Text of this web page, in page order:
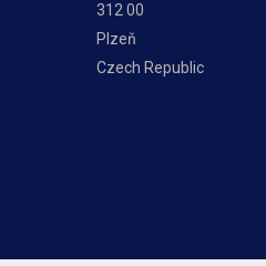
312 00
Plzeň
Czech Republic